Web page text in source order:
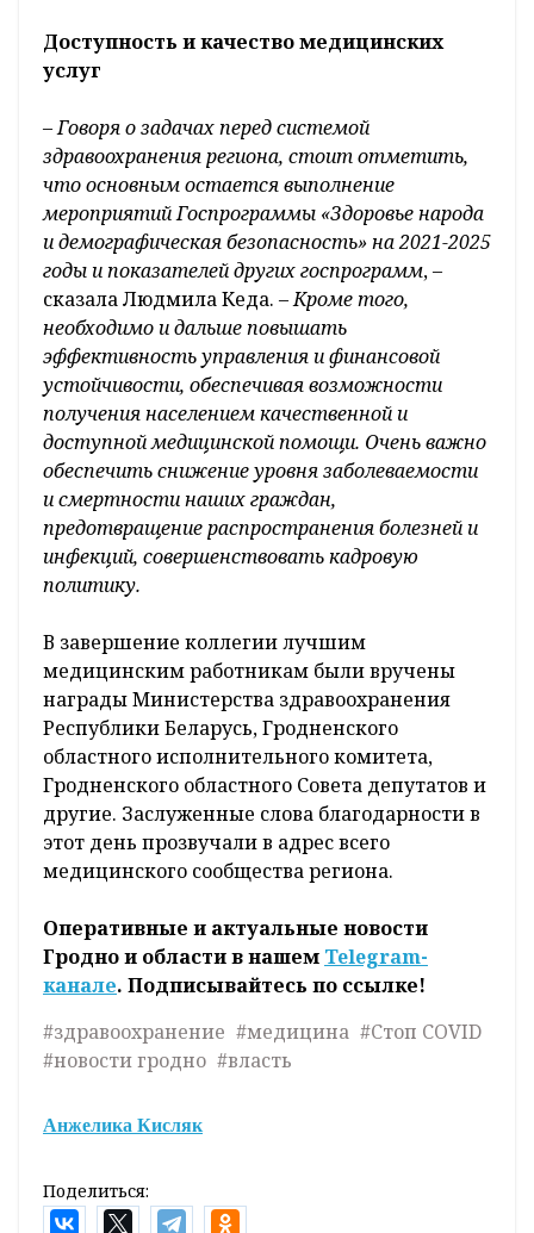
Доступность и качество медицинских
услуг
–Говоря о задачах перед системой
здравоохранения региона, стоит отметить,
что основным остается выполнение
мероприятий Госпрограммы «Здоровье народа
и демографическая безопасность» на 2021-2025
годы и показателей других госпрограмм, –
сказала Людмила Кеда. –Кроме того,
необходимо и дальше повышать
эффективность управления и финансовой
устойчивости, обеспечивая возможности
получения населением качественной и
доступной медицинской помощи. Очень важно
обеспечить снижение уровня заболеваемости
и смертности наших граждан,
предотвращение распространения болезней и
инфекций, совершенствовать кадровую
политику.
В завершение коллегии лучшим
медицинским работникам были вручены
награды Министерства здравоохранения
Республики Беларусь, Гродненского
областного исполнительного комитета,
Гродненского областного Совета депутатов и
другие. Заслуженные слова благодарности в
этот день прозвучали в адрес всего
медицинского сообщества региона.
Оперативные и актуальные новости
Гродно и области в нашем Telegram-
канале. Подписывайтесь по ссылке!
#здравоохранение #медицина #Стоп COVID
#новости гродно #власть
Анжелика Кисляк
Поделиться: